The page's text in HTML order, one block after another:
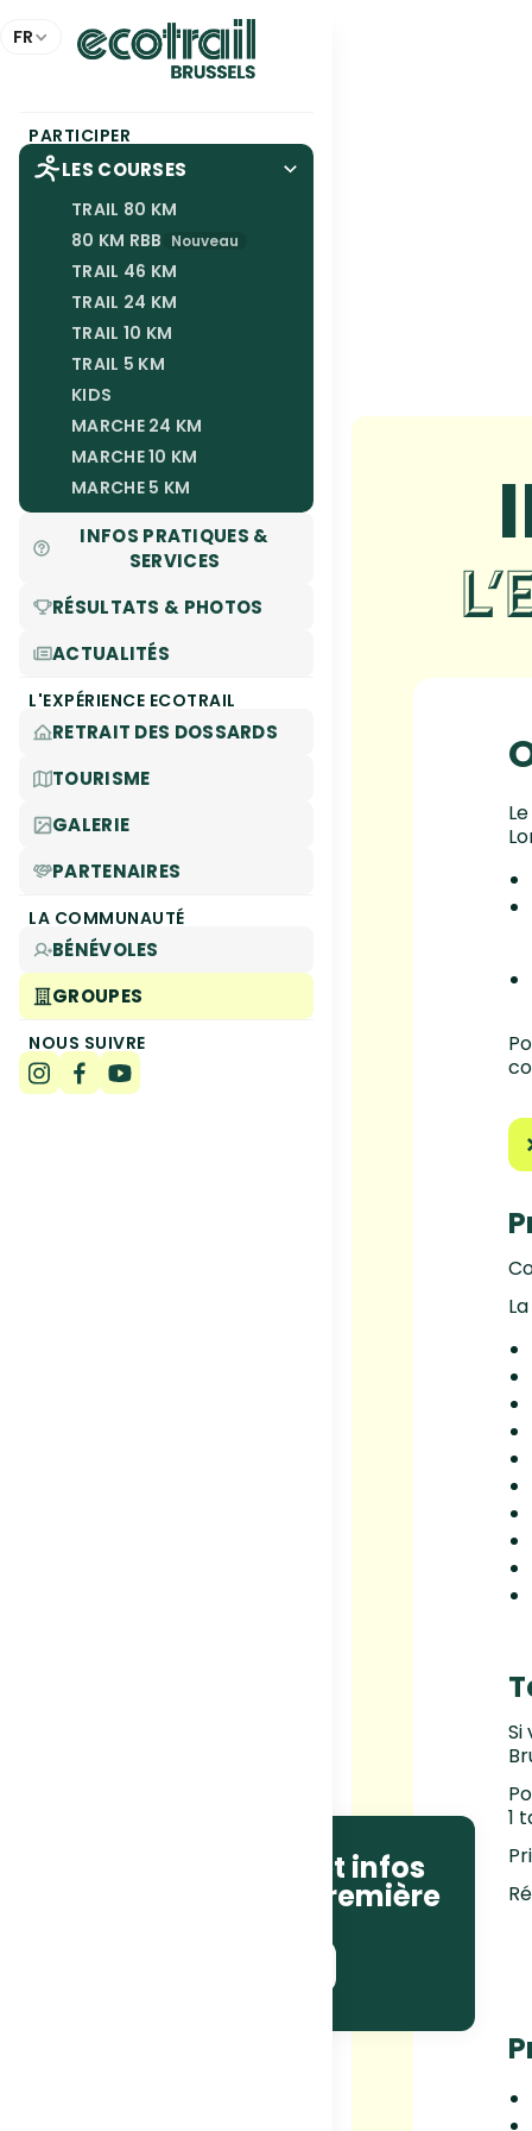
Panneau de gestion des cookies
PARTICIPER
LES COURSES
TRAIL 80 KM
80 KM RBB Nouveau
TRAIL 46 KM
TRAIL 24 KM
TRAIL 10 KM
TRAIL 5 KM
KIDS
MARCHE 24 KM
MARCHE 10 KM
MARCHE 5 KM
INFOS PRATIQUES &
SERVICES
RÉSULTATS & PHOTOS
ACTUALITÉS
L'EXPÉRIENCE ECOTRAIL
RETRAIT DES DOSSARDS
TOURISME
GALERIE
PARTENAIRES
LA COMMUNAUTÉ
BÉNÉVOLES
GROUPES
NOUS SUIVRE
FR
Si
1
Recevez les actus et infos
courses en avant-première